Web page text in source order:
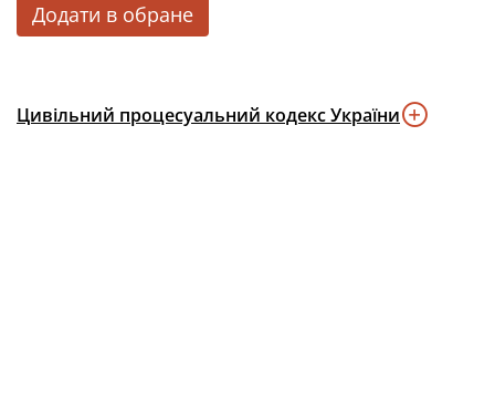
Додати в обране
Цивільний процесуальний кодекс України